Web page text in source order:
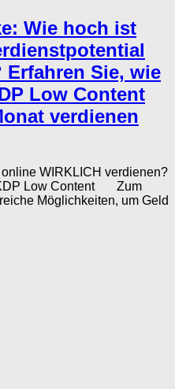
Wie hoch ist
Sie, wie
Low Content
verdienen
WIRKLICH verdienen?
KDP Low Content Zum
Möglichkeiten, um Geld